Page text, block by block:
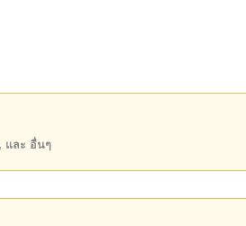
เนส, สนามเทนนิส , ซาวน่าหรือห้องอบ
บาทต่อตารางเมตร
ค่าโอนคนละครึ่ง
และ อื่นๆ